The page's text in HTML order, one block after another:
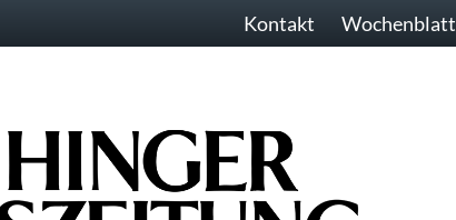
Kontakt Wochenblatt